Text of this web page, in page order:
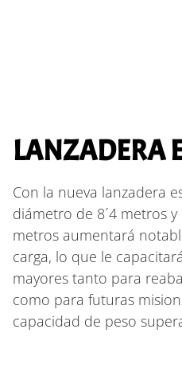
LANZADERA
Con la nueva lanzadera
diámetro de 8´4 metros
metros aumentará
carga, lo que le
mayores tanto para
como para futuras
capacidad de peso